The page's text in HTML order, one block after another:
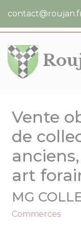
Vente
de
art
MG
Commerces